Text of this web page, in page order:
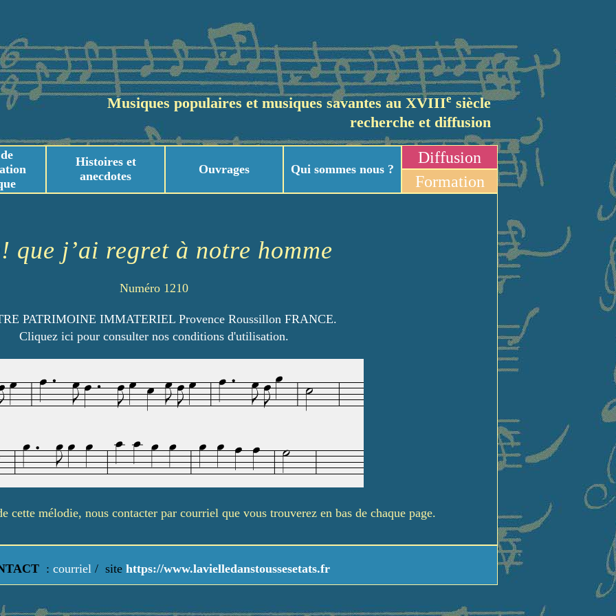
Musiques populaires et musiques savantes au XVIIIesiècle
recherche et diffusion
Histoires et
anecdotes
Ouvrages Qui sommes nous ?
Diffusion
Formation
que j’ai regret à notre homme
Numéro 1210
PATRIMOINE IMMATERIEL Provence Roussillon FRANCE.
Cliquez ici pour consulter nos conditions d'utilisation.
cette mélodie, nous contacter par courriel que vous trouverez en bas de chaque page.
: courriel / site https://www.lavielledanstoussesetats.fr